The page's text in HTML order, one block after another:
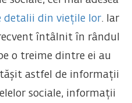
detalii din viețile lor. Iar
întâlnit în rândul
o treime dintre ei au
astfel de informații
sociale, informații